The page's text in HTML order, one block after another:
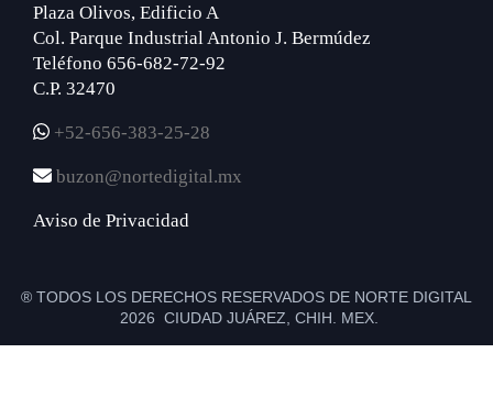
Plaza Olivos, Edificio A
Col. Parque Industrial Antonio J. Bermúdez
Teléfono 656-682-72-92
C.P. 32470
+52-656-383-25-28
buzon@nortedigital.mx
Aviso de Privacidad
® TODOS LOS DERECHOS RESERVADOS DE NORTE DIGITAL
2026 CIUDAD JUÁREZ, CHIH. MEX.